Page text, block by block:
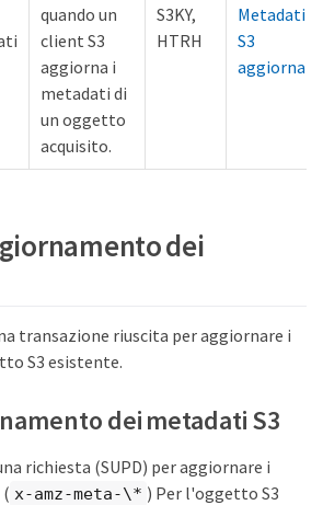
quando un
client S3
aggiorna i
metadati di
un oggetto
acquisito.
S3KY,
HTRH
Metadati
S3
dei
transazione riuscita per aggiornare i
S3 esistente.
dei metadati S3
richiesta (SUPD) per aggiornare i
x-amz-meta-\* ) Per l'oggetto S3